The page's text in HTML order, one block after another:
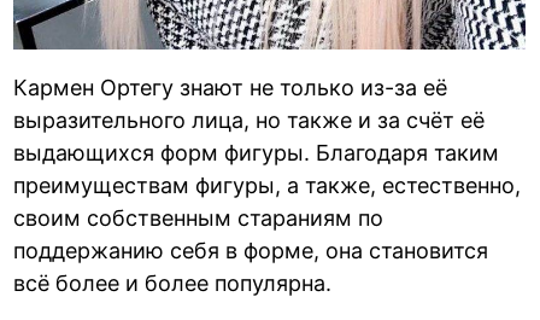
Кармен Ортегу знают не только из-за её
выразительного лица, но также и за счёт её
выдающихся форм фигуры. Благодаря таким
преимуществам фигуры, а также, естественно,
своим собственным стараниям по
поддержанию себя в форме, она становится
всё более и более популярна.